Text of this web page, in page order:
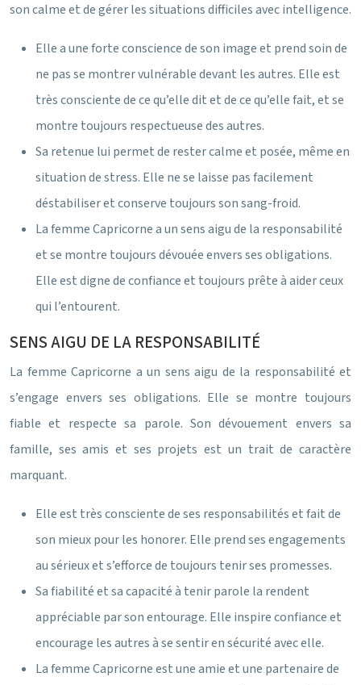
son calme et de gérer les situations difficiles avec intelligence.
Elle a une forte conscience de son image et prend soin de
ne pas se montrer vulnérable devant les autres. Elle est
très consciente de ce qu’elle dit et de ce qu’elle fait, et se
montre toujours respectueuse des autres.
Sa retenue lui permet de rester calme et posée, même en
situation de stress. Elle ne se laisse pas facilement
déstabiliser et conserve toujours son sang-froid.
La femme Capricorne a un sens aigu de la responsabilité
et se montre toujours dévouée envers ses obligations.
Elle est digne de confiance et toujours prête à aider ceux
qui l’entourent.
SENS AIGU DE LA RESPONSABILITÉ
La femme Capricorne a un sens aigu de la responsabilité et
s’engage envers ses obligations. Elle se montre toujours
fiable et respecte sa parole. Son dévouement envers sa
famille, ses amis et ses projets est un trait de caractère
marquant.
Elle est très consciente de ses responsabilités et fait de
son mieux pour les honorer. Elle prend ses engagements
au sérieux et s’efforce de toujours tenir ses promesses.
Sa fiabilité et sa capacité à tenir parole la rendent
appréciable par son entourage. Elle inspire confiance et
encourage les autres à se sentir en sécurité avec elle.
La femme Capricorne est une amie et une partenaire de